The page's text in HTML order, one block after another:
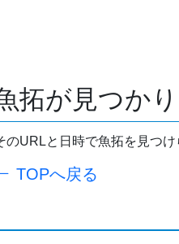
拓が見つかり
のURLと日時で魚拓を見つけ
TOPへ戻る